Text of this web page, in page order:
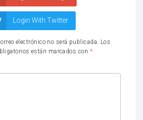
Login With Twitter
electrónico no será publicada.
Los
están marcados con *